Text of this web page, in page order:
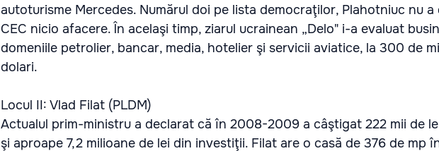
autoturisme Mercedes. Numărul doi pe lista democraţilor, Plahotniuc nu a
CEC nicio afacere. În acelaşi timp, ziarul ucrainean „Delo" i-a evaluat
domeniile petrolier, bancar, media, hotelier şi servicii aviatice, la 300 de
dolari.
Locul II: Vlad Filat (PLDM)
Actualul prim-ministru a declarat că în 2008-2009 a câştigat 222 mii de
şi aproape 7,2 milioane de lei din investiţii. Filat are o casă de 376 de mp